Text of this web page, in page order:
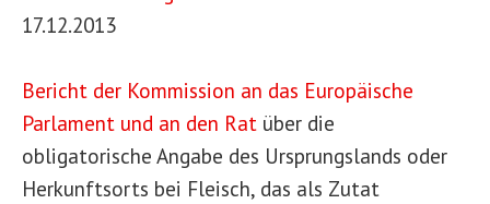
17.12.2013
Bericht der Kommission an das Europäische
Parlament und an den Rat über die
obligatorische Angabe des Ursprungslands oder
Herkunftsorts bei Fleisch, das als Zutat